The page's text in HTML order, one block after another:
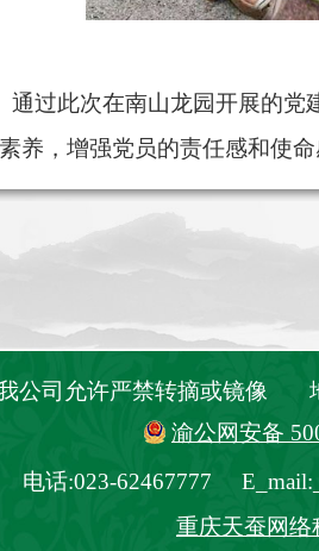
过此次在南山龙园开展的党
养，增强党员的责任感和使
公司允许严禁转摘或镜像
渝公网安备
电话:023-62467777
重庆天蚕网络